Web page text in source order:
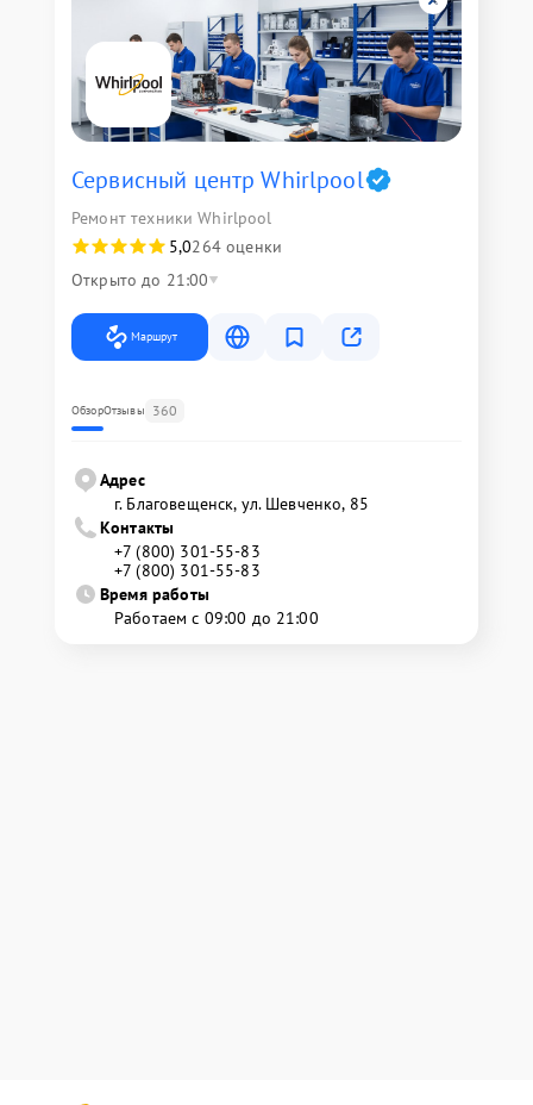
Сервисный центр Whirlpool
Ремонт техники Whirlpool
5,0264 оценки
Открыто до 21:00
Маршрут
ОбзорОтзывы 360
Адрес
г. Благовещенск, ул. Шевченко, 85
Контакты
+7 (800) 301-55-83
+7 (800) 301-55-83
Время работы
Работаем с 09:00 до 21:00